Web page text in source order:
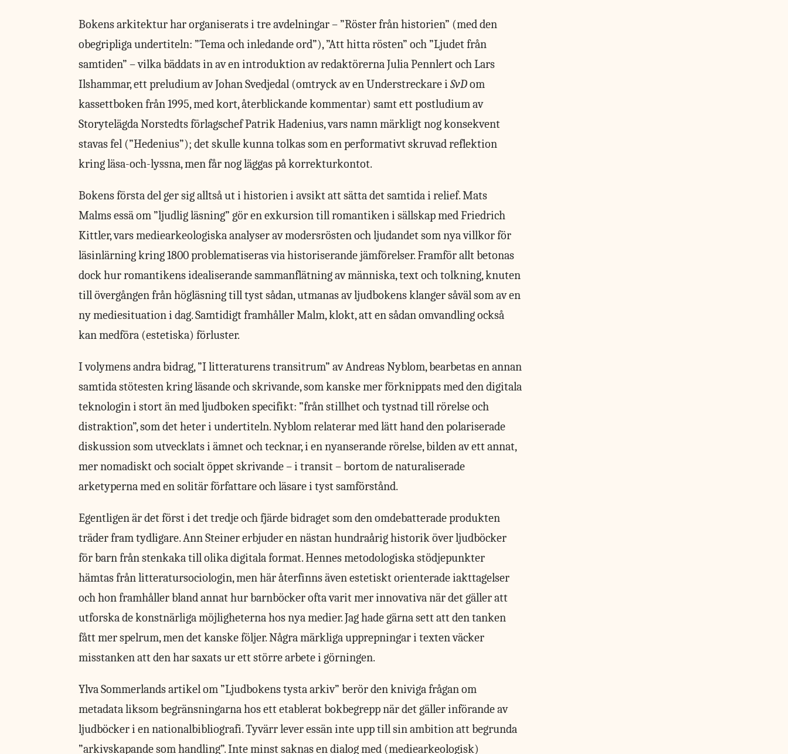
Bokens arkitektur harorganiserats i tre avdelningar – ”Röster från historien” (med den
obegripliga undertiteln: ”Tema och inledande ord”), ”Att hitta rösten” och ”Ljudet från
samtiden” – vilka bäddats in av en introduktion av redaktörerna Julia Pennlert och Lars
Ilshammar, ett preludium av Johan Svedjedal (omtryck av en Understreckare i SvDom
kassettboken från 1995, med kort, återblickande kommentar) samt ett postludium av
Storytelägda Norstedts förlagschef Patrik Hadenius, vars namn märkligt nog konsekvent
stavas fel (”Hedenius”); det skulle kunna tolkas som en performativt skruvad reflektion
kring läsa-och-lyssna, men får nog läggas på korrekturkontot.
Bokens första del ger sig alltså ut i historien i avsikt att sätta det samtida i relief. Mats
Malms essä om ”ljudlig läsning” gör en exkursion till romantiken i sällskap med Friedrich
Kittler, vars mediearkeologiska analyser av modersrösten och ljudandet som nya villkor för
läsinlärning kring 1800 problematiseras via historiserande jämförelser. Framför allt betonas
dock hur romantikens idealiserande sammanflätning av människa, text och tolkning, knuten
till övergången från högläsning till tyst sådan, utmanas av ljudbokens klanger såväl som av en
ny mediesituation i dag. Samtidigt framhåller Malm, klokt, att en sådan omvandling också
kan medföra (estetiska) förluster.
I volymens andra bidrag, ”I litteraturens transitrum” av Andreas Nyblom, bearbetas en annan
samtida stötesten kring läsande och skrivande, som kanske mer förknippats med den digitala
teknologin i stort än med ljudboken specifikt: ”från stillhet och tystnad till rörelse och
distraktion”, som det heter i undertiteln. Nyblom relaterar med lätt hand den polariserade
diskussion som utvecklats i ämnet och tecknar, i en nyanserande rörelse, bilden av ett annat,
mer nomadiskt och socialt öppet skrivande – i transit – bortom de naturaliserade
arketyperna med en solitär författare och läsare i tyst samförstånd.
Egentligen är detförst i det tredje och fjärde bidraget som den omdebatterade produkten
träder fram tydligare. Ann Steiner erbjuder en nästan hundraårig historik över ljudböcker
för barn från stenkaka till olika digitala format. Hennes metodologiska stödjepunkter
hämtas från litteratursociologin, men här återfinns även estetiskt orienterade iakttagelser
och hon framhåller bland annat hur barnböcker ofta varit mer innovativa när det gäller att
utforska de konstnärliga möjligheterna hos nya medier. Jag hade gärna sett att den tanken
fått mer spelrum, men det kanske följer. Några märkliga upprepningar i texten väcker
misstanken att den har saxats ur ett större arbete i görningen.
Ylva Sommerlands artikel om ”Ljudbokens tysta arkiv” berör den kniviga frågan om
metadata liksom begränsningarna hos ett etablerat bokbegrepp när det gäller införande av
ljudböcker i en nationalbibliografi. Tyvärr lever essän inte upp till sin ambition att begrunda
”arkivskapande som handling”. Inte minst saknas en dialog med (mediearkeologisk)